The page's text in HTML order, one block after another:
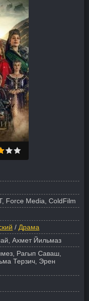
Force Media, ColdFilm
/ Драма
Ахмет Йильмаз
Рагып Саваш,
Терзич, Эрен